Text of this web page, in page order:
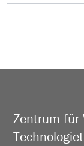
Zentrum für